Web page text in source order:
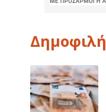
Δημοφιλή